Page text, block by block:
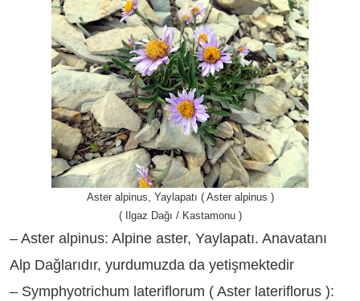
Aster alpinus, Yaylapatı ( Aster alpinus )
( Ilgaz Dağı / Kastamonu )
– Aster alpinus: Alpine aster, Yaylapatı. Anavatanı
Alp Dağlarıdır, yurdumuzda da yetişmektedir
– Symphyotrichum lateriflorum ( Aster lateriflorus ):